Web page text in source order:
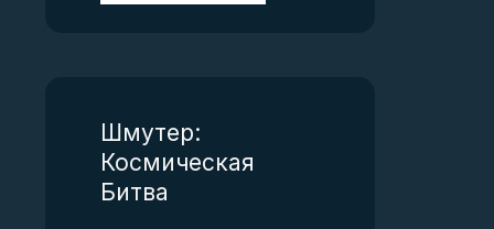
Шмутер:
Космическая
Битва